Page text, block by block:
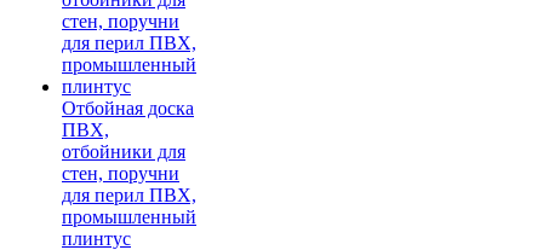
Отбойная доска
ПВХ,
отбойники для
стен, поручни
для перил ПВХ,
промышленный
плинтус